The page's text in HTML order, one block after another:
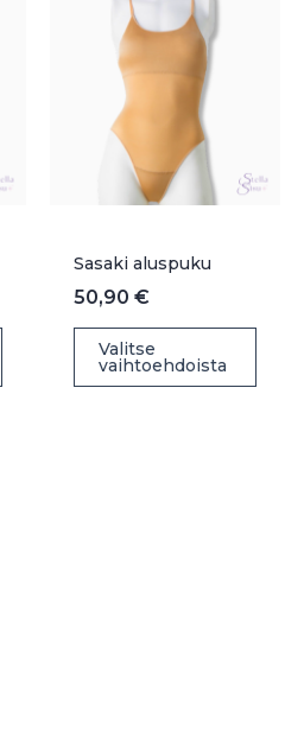
Tällä
tuotteella
Sasaki aluspuku
50,90 €
Valitse
vaihtoehdoista
Tällä